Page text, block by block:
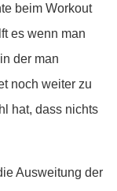
beim Workout
es wenn man
der man
noch weiter zu
hat, dass nichts
Ausweitung der